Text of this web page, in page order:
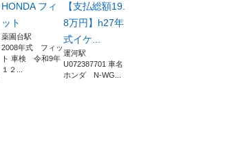
HONDA フィ
ット
薬園台駅
2008年式 フィッ
ト 車検 令和9年
１２...
【支払総額19.
8万円】h27年
式イケ...
運河駅
U072387701 車名
ホンダ N-WG...